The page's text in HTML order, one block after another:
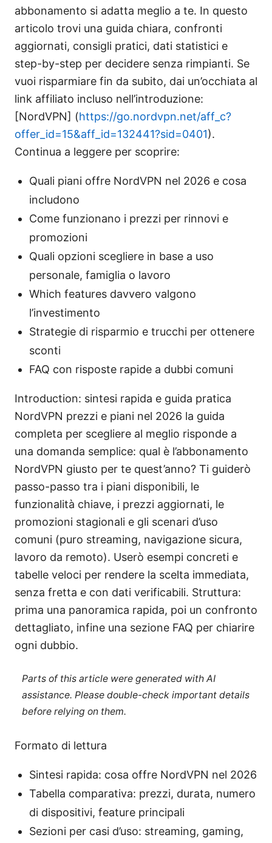
abbonamento si adatta meglio a te. In questo
articolo trovi una guida chiara, confronti
aggiornati, consigli pratici, dati statistici e
step-by-step per decidere senza rimpianti. Se
vuoi risparmiare fin da subito, dai un’occhiata al
link affiliato incluso nell’introduzione:
[NordVPN] (https://go.nordvpn.net/aff_c?
offer_id=15&aff_id=132441?sid=0401).
Continua a leggere per scoprire:
Quali piani offre NordVPN nel 2026 e cosa
includono
Come funzionano i prezzi per rinnovi e
promozioni
Quali opzioni scegliere in base a uso
personale, famiglia o lavoro
Which features davvero valgono
l’investimento
Strategie di risparmio e trucchi per ottenere
sconti
FAQ con risposte rapide a dubbi comuni
Introduction: sintesi rapida e guida pratica
NordVPN prezzi e piani nel 2026 la guida
completa per scegliere al meglio risponde a
una domanda semplice: qual è l’abbonamento
NordVPN giusto per te quest’anno? Ti guiderò
passo-passo tra i piani disponibili, le
funzionalità chiave, i prezzi aggiornati, le
promozioni stagionali e gli scenari d’uso
comuni (puro streaming, navigazione sicura,
lavoro da remoto). Userò esempi concreti e
tabelle veloci per rendere la scelta immediata,
senza fretta e con dati verificabili. Struttura:
prima una panoramica rapida, poi un confronto
dettagliato, infine una sezione FAQ per chiarire
ogni dubbio.
Parts of this article were generated with AI
assistance. Please double-check important details
before relying on them.
Formato di lettura
Sintesi rapida: cosa offre NordVPN nel 2026
Tabella comparativa: prezzi, durata, numero
di dispositivi, feature principali
Sezioni per casi d’uso: streaming, gaming,